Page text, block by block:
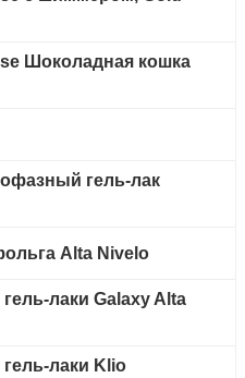
Шоколадная кошка
гель-лак
Alta Nivelo
лаки Galaxy Alta
лаки Klio